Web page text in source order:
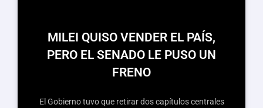
MILEI QUISO VENDER EL PAÍS,
PERO EL SENADO LE PUSO UN
FRENO
El Gobierno tuvo que retirar dos capítulos centrales